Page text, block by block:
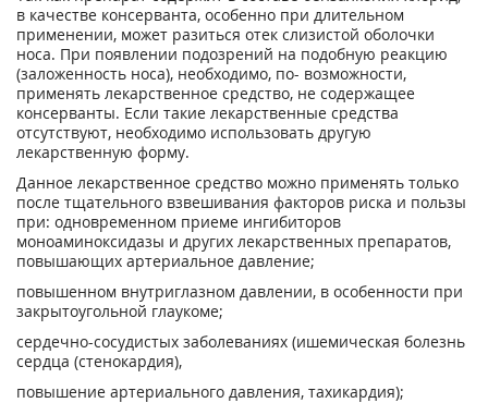
в качестве консерванта, особенно при длительном
применении, может разиться отек слизистой оболочки
носа. При появлении подозрений на подобную реакцию
(заложенность носа), необходимо, по- возможности,
применять лекарственное средство, не содержащее
консерванты. Если такие лекарственные средства
отсутствуют, необходимо использовать другую
лекарственную форму.
Данное лекарственное средство можно применять только
после тщательного взвешивания факторов риска и пользы
при: одновременном приеме ингибиторов
моноаминоксидазы и других лекарственных препаратов,
повышающих артериальное давление;
повышенном внутриглазном давлении, в особенности при
закрытоугольной глаукоме;
сердечно-сосудистых заболеваниях (ишемическая болезнь
сердца (стенокардия),
повышение артериального давления, тахикардия);